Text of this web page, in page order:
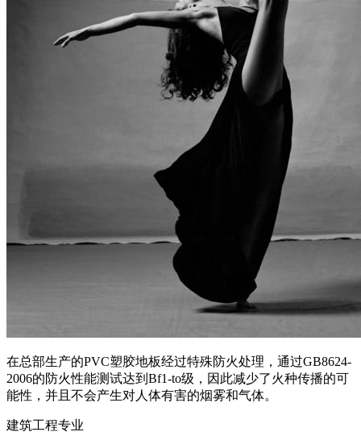
在总部生产的PVC塑胶地板经过特殊防火处理，通过GB8624-
2006的防火性能测试达到Bf1-to级，因此减少了火种传播的可
能性，并且不会产生对人体有害的烟雾和气体。
建筑工程专业